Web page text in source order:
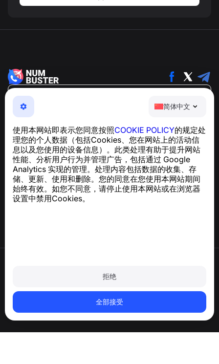
简体中文
使用本网站即表示您同意按照COOKIE POLICY的规定处
理您的个人数据（包括Cookies、您在网站上的活动信
息以及您使用的设备信息）。此类处理有助于提升网站
性能、分析用户行为并管理广告，包括通过 Google
Analytics 实现的管理。处理内容包括数据的收集、存
储、更新、使用和删除。您的同意在您使用本网站期间
始终有效。如您不同意，请停止使用本网站或在浏览器
设置中禁用Cookies。
拒绝
全部接受
NumBuster © 2013—2026 ·
support@numbuster.com
和骚扰短信的侵害
关于 GDPR 合规的咨询：support@numbuster.com
帮助中心
新闻与文章
关于项目
联系方式
删除账户和个人数据